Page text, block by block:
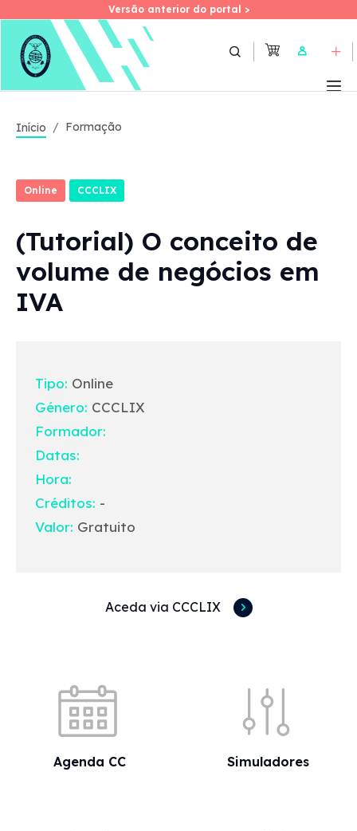
Skip
Versão anterior do portal >
Versão anterior do portal >
User
Início Formação
Online CCCLIX
(Tutorial) O conceito de
volume de negócios em
IVA
Tipo: Online
Género: CCCLIX
Formador:
Datas:
Hora:
Créditos: -
Valor: Gratuito
Aceda via CCCLIX
Agenda CC Simuladores